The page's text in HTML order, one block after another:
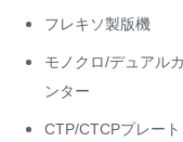
フレキソ製版機
モノクロ/デュアル
ンター
CTP/CTCPプレート